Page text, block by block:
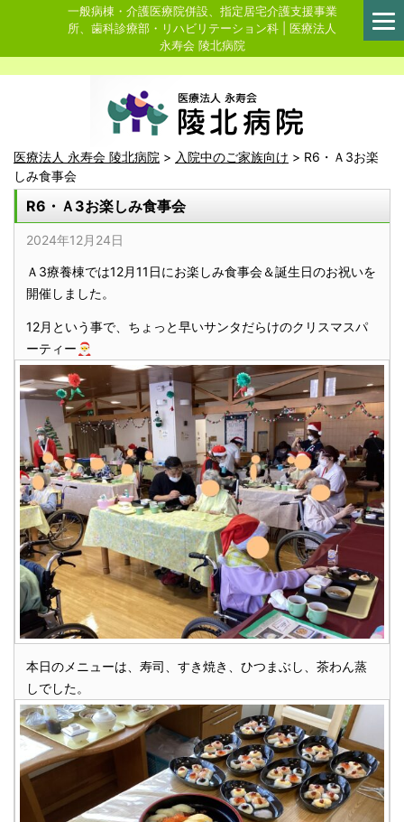
一般病棟・介護医療院併設、指定居宅介護支援事業
所、歯科診療部・リハビリテーション科 | 医療法人
永寿会 陵北病院
医療法人 永寿会 陵北病院 > 入院中のご家族向け > R6・Ａ3お楽
しみ食事会
R6・Ａ3お楽しみ食事会
2024年12月24日
Ａ3療養棟では12月11日にお楽しみ食事会＆誕生日のお祝いを
開催しました。
12月という事で、ちょっと早いサンタだらけのクリスマスパ
ーティー🎅
本日のメニューは、寿司、すき焼き、ひつまぶし、茶わん蒸
しでした。